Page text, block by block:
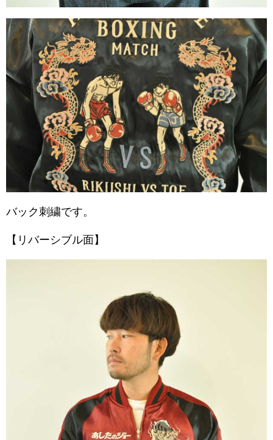
バック刺繍です。
【リバーシブル面】